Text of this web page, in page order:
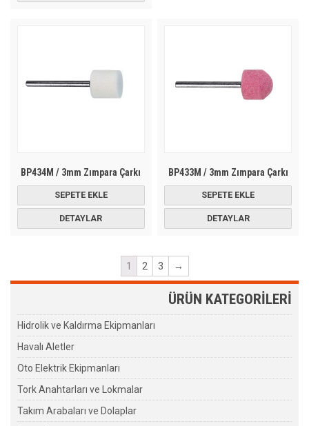
BP434M / 3mm Zımpara Çarkı
SEPETE EKLE
DETAYLAR
BP433M / 3mm Zımpara Çarkı
SEPETE EKLE
DETAYLAR
1 2 3 →
ÜRÜN KATEGORİLERİ
Hidrolik ve Kaldırma Ekipmanları
Havalı Aletler
Oto Elektrik Ekipmanları
Tork Anahtarları ve Lokmalar
Takım Arabaları ve Dolaplar